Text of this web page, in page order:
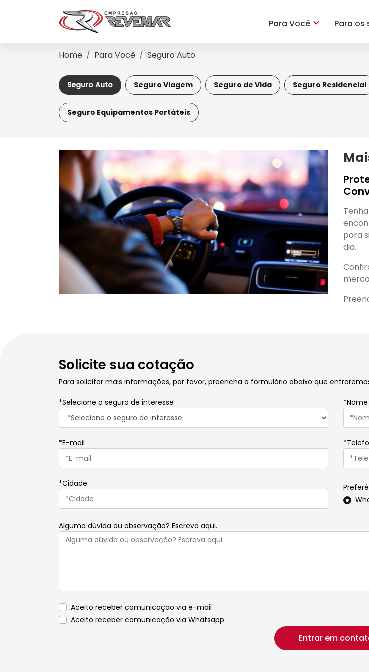
Para Você Para os
Home Para Você Seguro Auto
Seguro Auto Seguro Viagem Seguro de Vida Seguro Residencial
Seguro Equipamentos Portáteis
para
dia.
Solicite sua cotação
Para solicitar mais informações, por favor, preencha o formulário abaixo que
*Selecione o seguro de interesse
*E-mail
*Cidade
Alguma dúvida ou observação? Escreva aqui.
Aceito receber comunicação via e-mail
Aceito receber comunicação via Whatsapp
Entrar em